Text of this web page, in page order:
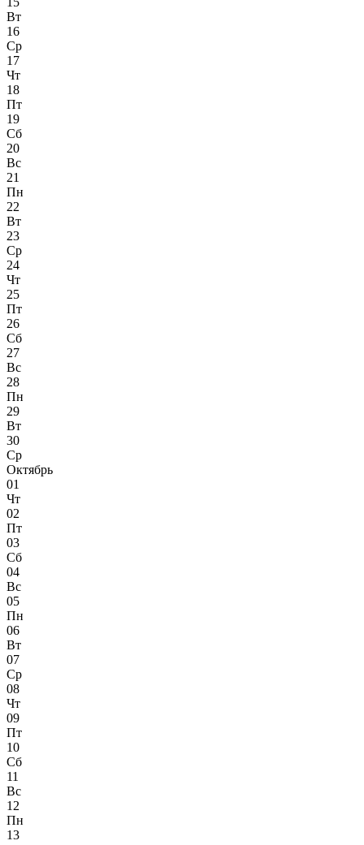
Вт
16
Ср
17
Чт
18
Пт
19
Сб
20
Вс
21
Пн
22
Вт
23
Ср
24
Чт
25
Пт
26
Сб
27
Вс
28
Пн
29
Вт
30
Ср
Октябрь
01
Чт
02
Пт
03
Сб
04
Вс
05
Пн
06
Вт
07
Ср
08
Чт
09
Пт
10
Сб
11
Вс
12
Пн
13